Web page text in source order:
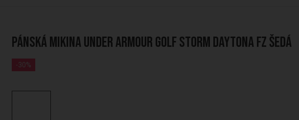
Pánská mikina Under Armour golf Storm Daytona FZ šedá
-30%